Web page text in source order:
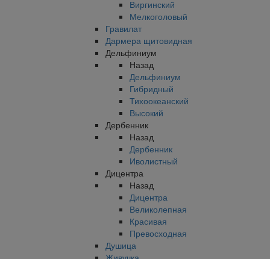
Виргинский
Мелкоголовый
Гравилат
Дармера щитовидная
Дельфиниум
Назад
Дельфиниум
Гибридный
Тихоокеанский
Высокий
Дербенник
Назад
Дербенник
Иволистный
Дицентра
Назад
Дицентра
Великолепная
Красивая
Превосходная
Душица